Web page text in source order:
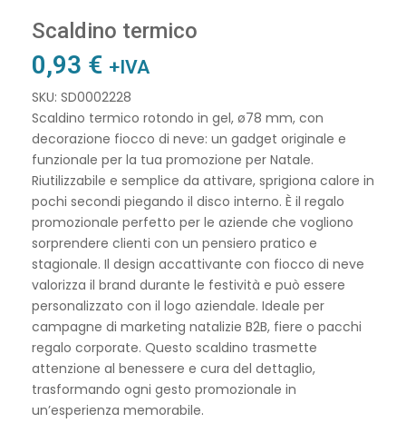
Scaldino termico
0,93 € +IVA
SKU: SD0002228
Scaldino termico rotondo in gel, ø78 mm, con
decorazione fiocco di neve: un gadget originale e
funzionale per la tua promozione per Natale.
Riutilizzabile e semplice da attivare, sprigiona calore in
pochi secondi piegando il disco interno. È il regalo
promozionale perfetto per le aziende che vogliono
sorprendere clienti con un pensiero pratico e
stagionale. Il design accattivante con fiocco di neve
valorizza il brand durante le festività e può essere
personalizzato con il logo aziendale. Ideale per
campagne di marketing natalizie B2B, fiere o pacchi
regalo corporate. Questo scaldino trasmette
attenzione al benessere e cura del dettaglio,
trasformando ogni gesto promozionale in
un’esperienza memorabile.